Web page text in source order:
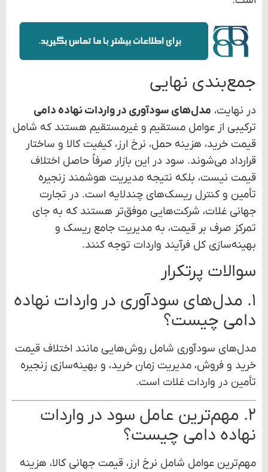
جمع‌بندی نهایی
در نهایت، مدل‌های سودآوری در واردات نهاده دامی
ترکیبی از عوامل مستقیم و غیرمستقیم هستند که شامل
قیمت خرید، هزینه حمل، نرخ ارز، کیفیت کالا و ساختار
قرارداد می‌شوند. سود در این بازار صرفاً حاصل اختلاف
قیمت نیست، بلکه نتیجه مدیریت هوشمند زنجیره
تأمین و کنترل ریسک‌های چندلایه است. در تجارت
جهانی غلات، شرکت‌هایی موفق‌تر هستند که به جای
تمرکز صرف بر قیمت، به مدیریت جامع ریسک و
بهینه‌سازی کل فرآیند واردات توجه کنند.
سوالات پرتکرار
۱. مدل‌های سودآوری در واردات نهاده
دامی چیست؟
مدل‌های سودآوری شامل روش‌هایی مانند اختلاف قیمت
خرید و فروش، مدیریت زمان خرید، و بهینه‌سازی زنجیره
تأمین در واردات غلات است.
۲. مهم‌ترین عامل سود در واردات
نهاده دامی چیست؟
مهم‌ترین عوامل شامل نرخ ارز، قیمت جهانی کالا، هزینه